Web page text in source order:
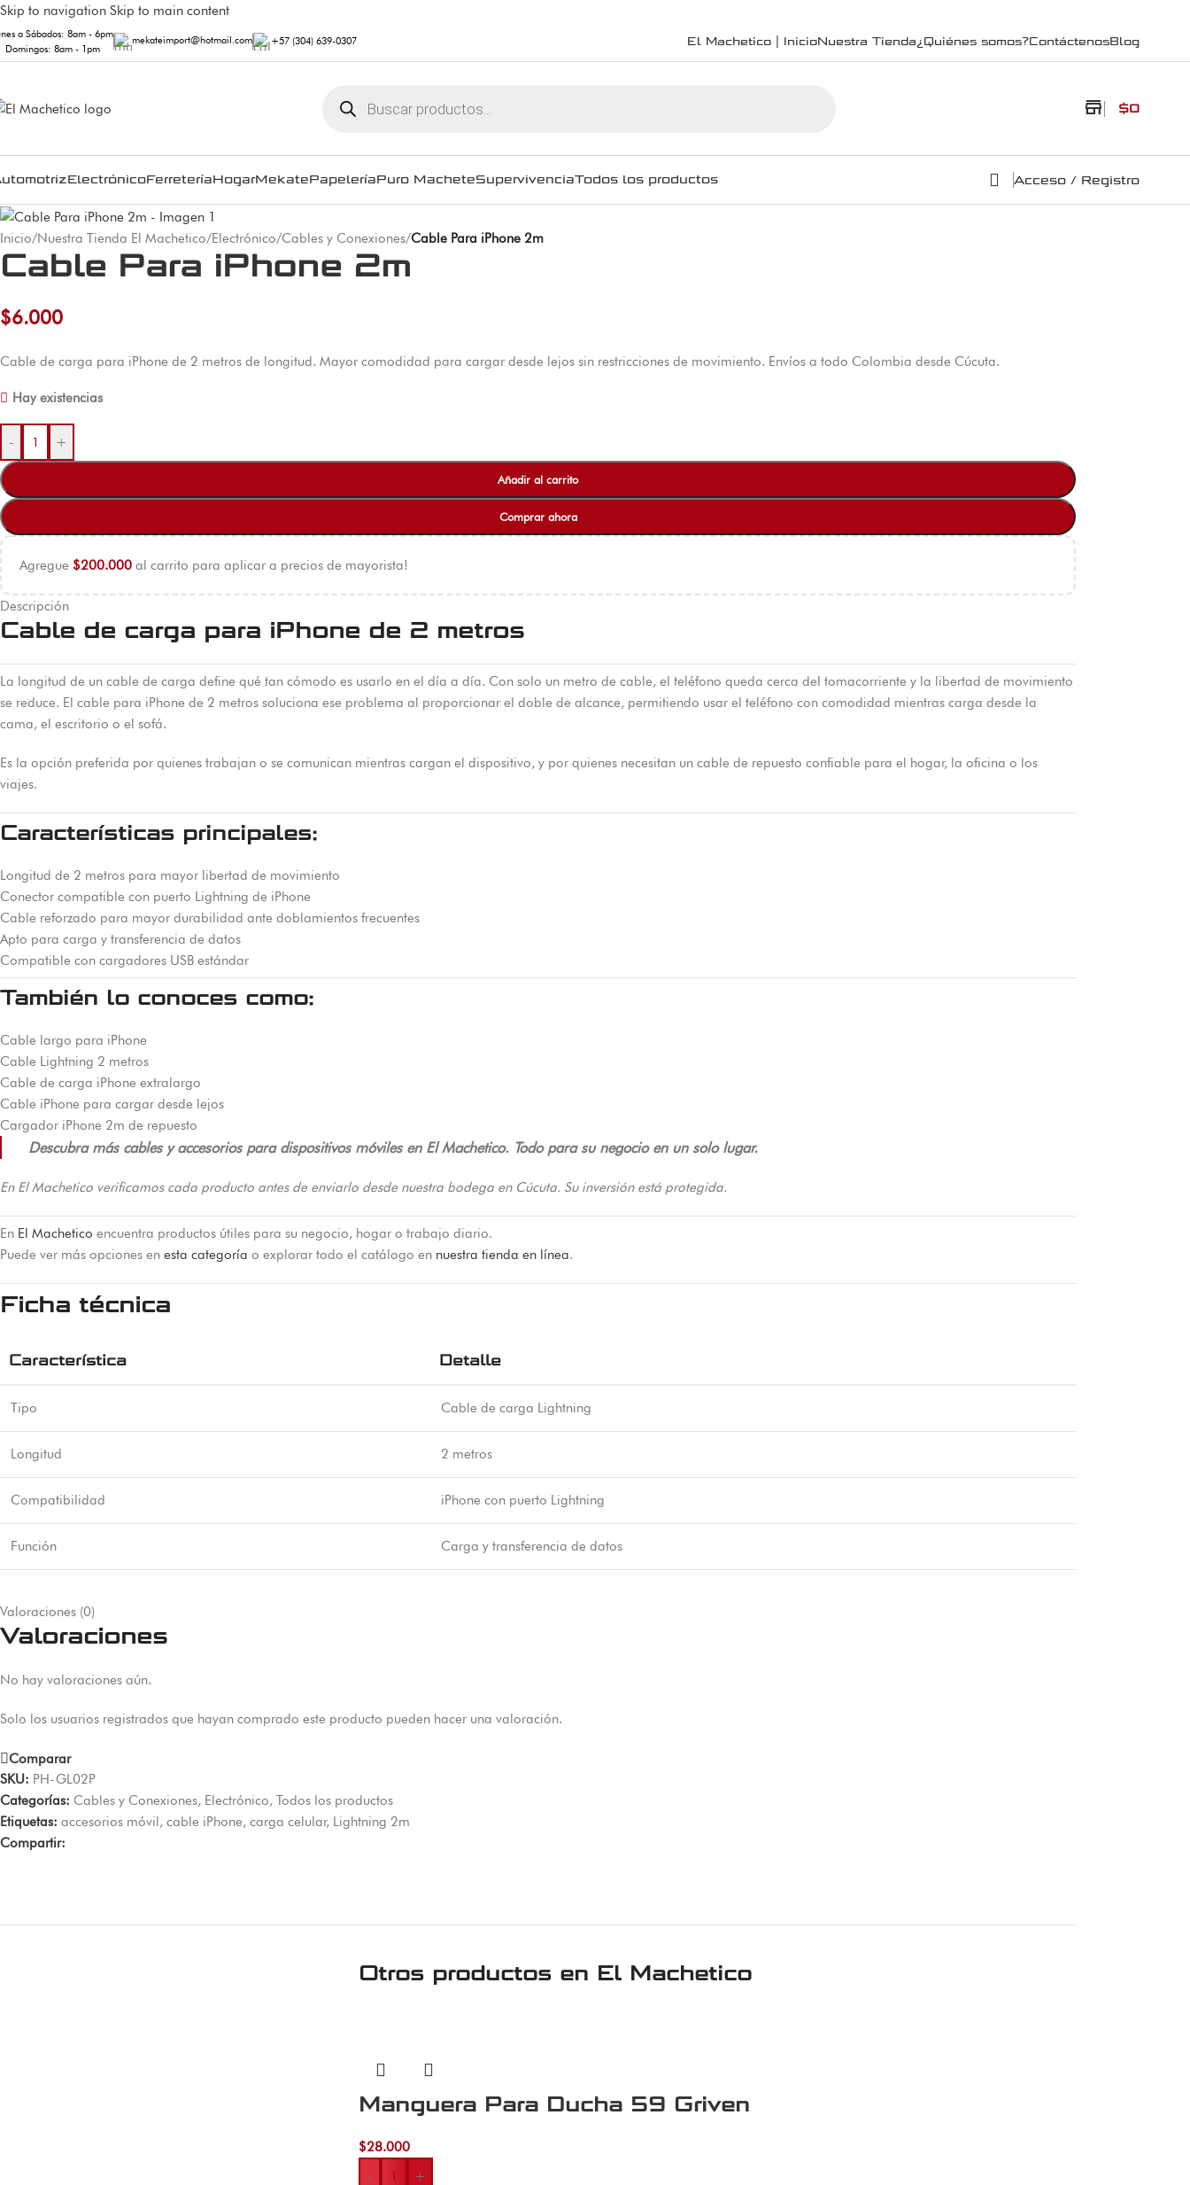
Skip to navigation Skip to main content
a Sábados: 8am - 6pm
Domingos: 8am - 1pm
mekateimport@hotmail.com +57 (304) 639-0307 El Machetico | InicioNuestra Tienda¿Quiénes somos?ContáctenosBlog
store $0
ElectrónicoFerreteríaHogarMekatePapeleríaPuro MacheteSupervivenciaTodos los productos Acceso / Registro
Inicio/Nuestra Tienda El Machetico/Electrónico/Cables y Conexiones/Cable Para iPhone 2m
Cable Para iPhone 2m
$6.000
Cable de carga para iPhone de 2 metros de longitud. Mayor comodidad para cargar desde lejos sin restricciones de movimiento. Envíos a todo Colombia desde Cúcuta.
Hay existencias
- +
Añadir al carrito
Comprar ahora
Agregue $200.000 al carrito para aplicar a precios de mayorista!
Descripción
Cable de carga para iPhone de 2 metros
La longitud de un cable de carga define qué tan cómodo es usarlo en el día a día. Con solo un metro de cable, el teléfono queda cerca del tomacorriente y la libertad de movimiento
se reduce. El cable para iPhone de 2 metros soluciona ese problema al proporcionar el doble de alcance, permitiendo usar el teléfono con comodidad mientras carga desde la
cama, el escritorio o el sofá.
Es la opción preferida por quienes trabajan o se comunican mientras cargan el dispositivo, y por quienes necesitan un cable de repuesto confiable para el hogar, la oficina o los
viajes.
Características principales:
Longitud de 2 metros para mayor libertad de movimiento
Conector compatible con puerto Lightning de iPhone
Cable reforzado para mayor durabilidad ante doblamientos frecuentes
Apto para carga y transferencia de datos
Compatible con cargadores USB estándar
También lo conoces como:
Cable largo para iPhone
Cable Lightning 2 metros
Cable de carga iPhone extralargo
Cable iPhone para cargar desde lejos
Cargador iPhone 2m de repuesto
Descubra más cables y accesorios para dispositivos móviles en El Machetico. Todo para su negocio en un solo lugar.
En El Machetico verificamos cada producto antes de enviarlo desde nuestra bodega en Cúcuta. Su inversión está protegida.
En El Machetico encuentra productos útiles para su negocio, hogar o trabajo diario.
Puede ver más opciones en esta categoría o explorar todo el catálogo en nuestra tienda en línea.
Ficha técnica
Característica Detalle
Tipo Cable de carga Lightning
Longitud 2 metros
Compatibilidad iPhone con puerto Lightning
Función Carga y transferencia de datos
Valoraciones (0)
Valoraciones
No hay valoraciones aún.
Solo los usuarios registrados que hayan comprado este producto pueden hacer una valoración.
Comparar
SKU: PH-GL02P
Categorías: Cables y Conexiones, Electrónico, Todos los productos
Etiquetas: accesorios móvil, cable iPhone, carga celular, Lightning 2m
Compartir:
Otros productos en El Machetico
Manguera Para Ducha 59 Griven
$28.000
-
+